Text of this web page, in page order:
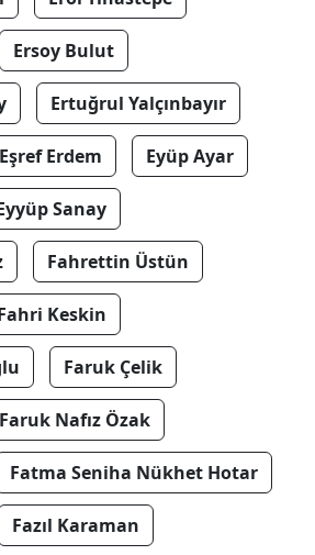
Ersoy Bulut
Ertuğrul Yalçınbayır
Eşref Erdem Eyüp Ayar
Sanay
Fahrettin Üstün
Keskin
Faruk Çelik
Faruk Nafız Özak
Fatma Seniha Nükhet Hotar
Fazıl Karaman